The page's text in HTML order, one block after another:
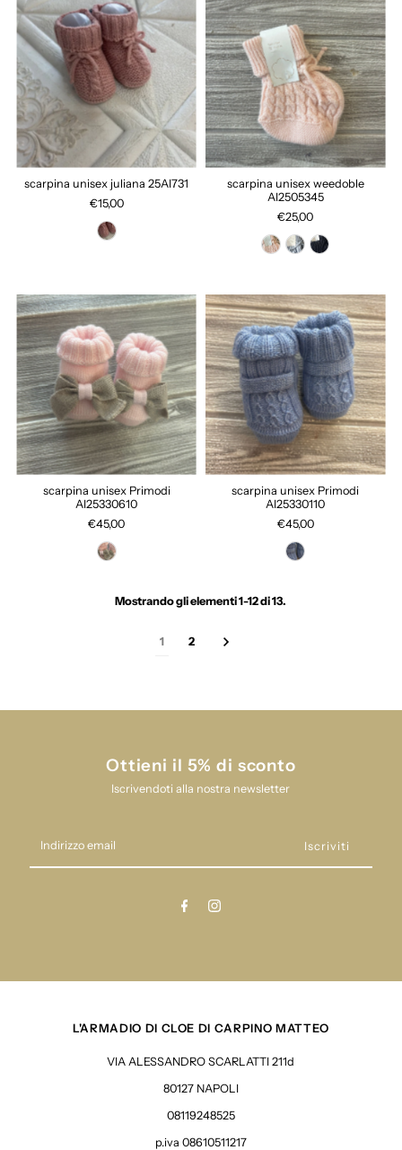
scarpina unisex juliana 25AI731
€15,00
scarpina unisex weedoble
AI2505345
€25,00
scarpina unisex Primodi
AI25330610
€45,00
scarpina unisex Primodi
AI25330110
€45,00
Mostrando gli elementi 1-12 di 13.
1 2
Ottieni il 5% di sconto
Iscrivendoti alla nostra newsletter
email
L'ARMADIO DI CLOE DI CARPINO MATTEO
VIA ALESSANDRO SCARLATTI 211d
80127 NAPOLI
08119248525
p.iva 08610511217